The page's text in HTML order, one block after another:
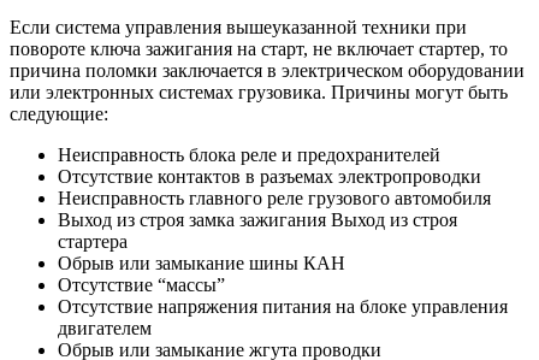
Если система управления вышеуказанной техники при
повороте ключа зажигания на старт, не включает стартер, то
причина поломки заключается в электрическом оборудовании
или электронных системах грузовика. Причины могут быть
следующие:
Неисправность блока реле и предохранителей
Отсутствие контактов в разъемах электропроводки
Неисправность главного реле грузового автомобиля
Выход из строя замка зажигания Выход из строя
стартера
Обрыв или замыкание шины КАН
Отсутствие “массы”
Отсутствие напряжения питания на блоке управления
двигателем
Обрыв или замыкание жгута проводки